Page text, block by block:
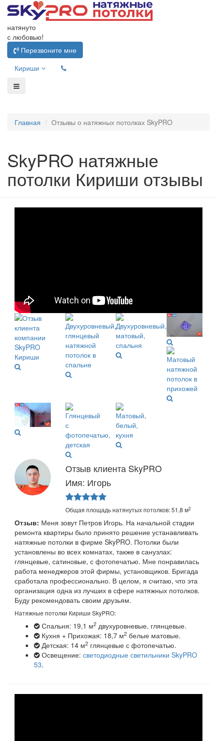
натянуто
с любовью!
Перезвоните мне
Кириши
Главная Отзывы о натяжных потолках SkyPRO
SkyPRO натяжные
потолки Кириши отзывы
Отзыв клиента SkyPRO
Имя: Игорь
Общая площадь натянутых потолков: 51,8 м2
Отзыв: Меня зовут Петров Игорь. На начальной стадии
ремонта квартиры было принято решение устанавливать
натяжные потолки в фирме SkyPRO. Потолки были
установлены во всех комнатах, также в санузлах:
глянцевые, сатиновые, с фотопечатью. Мне понравилась
работа менеджеров этой фирмы, установщиков. Бригада
сработала профессионально. В целом, я считаю, что эта
организация одна из лучших в сфере натяжных потолков.
Буду рекомендовать своим друзьям.
Натяжные потолки Кириши SkyPRO:
Спальня: 19,1 м2 двухуровневые, глянцевые.
Кухня + Прихожая: 18,7 м2 белые матовые.
Детская: 14 м2 глянцевые с фотопечатью.
Освещение: светодиодные светильники SkyPRO
53.